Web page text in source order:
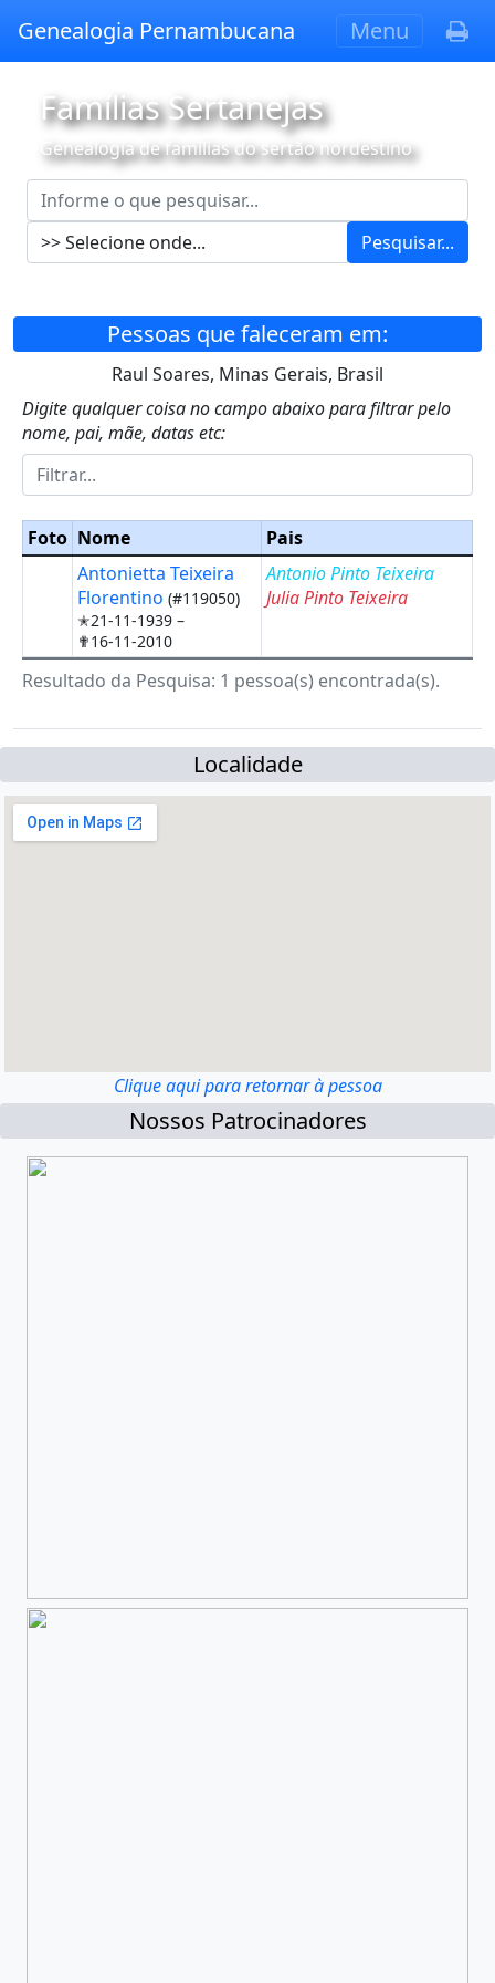
Genealogia Pernambucana Menu
Famílias Sertanejas
Genealogia de famílias do sertão nordestino
Pesquisar...
Pessoas que faleceram em:
Raul Soares, Minas Gerais, Brasil
Digite qualquer coisa no campo abaixo para filtrar pelo
nome, pai, mãe, datas etc:
Foto Nome
Pais
Antonietta Teixeira
Florentino (#119050)
✭21-11-1939 –
✟16-11-2010
Antonio Pinto Teixeira
Julia Pinto Teixeira
Resultado da Pesquisa: 1 pessoa(s) encontrada(s).
Localidade
Clique aqui para retornar à pessoa
Nossos Patrocinadores